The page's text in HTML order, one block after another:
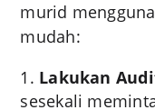
murid
mudah:
Lakukan
sesekali